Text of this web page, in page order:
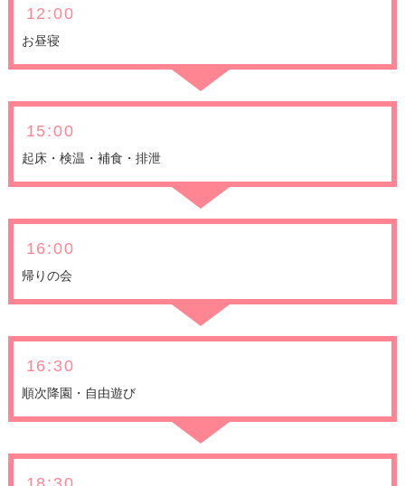
12:00
お昼寝
15:00
起床・検温・補食・排泄
16:00
帰りの会
16:30
順次降園・自由遊び